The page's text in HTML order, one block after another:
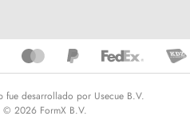
fue desarrollado por Usecue B.V.
© 2026 FormX B.V.